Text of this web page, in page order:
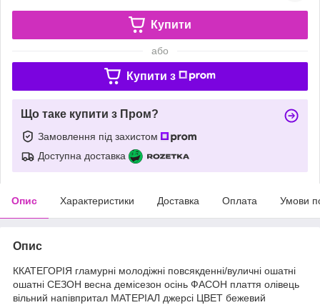
Купити
або
Купити з
Що таке купити з Пром?
Замовлення під захистом
Доступна доставка
Опис Характеристики Доставка Оплата Умови
Опис
ККАТЕГОРІЯ гламурні молодіжні повсякденні/вуличні ошатні
ошатні СЕЗОН весна демісезон осінь ФАСОН плаття олівець
вільний напівпритал МАТЕРІАЛ джерсі ЦВЕТ бежевий